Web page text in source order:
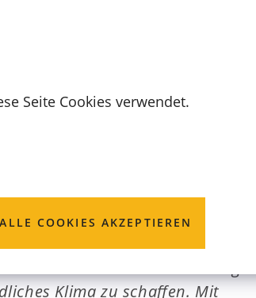
Seite Cookies verwendet.
ALLE COOKIES AKZEPTIEREN
Klima zu schaffen. Mit